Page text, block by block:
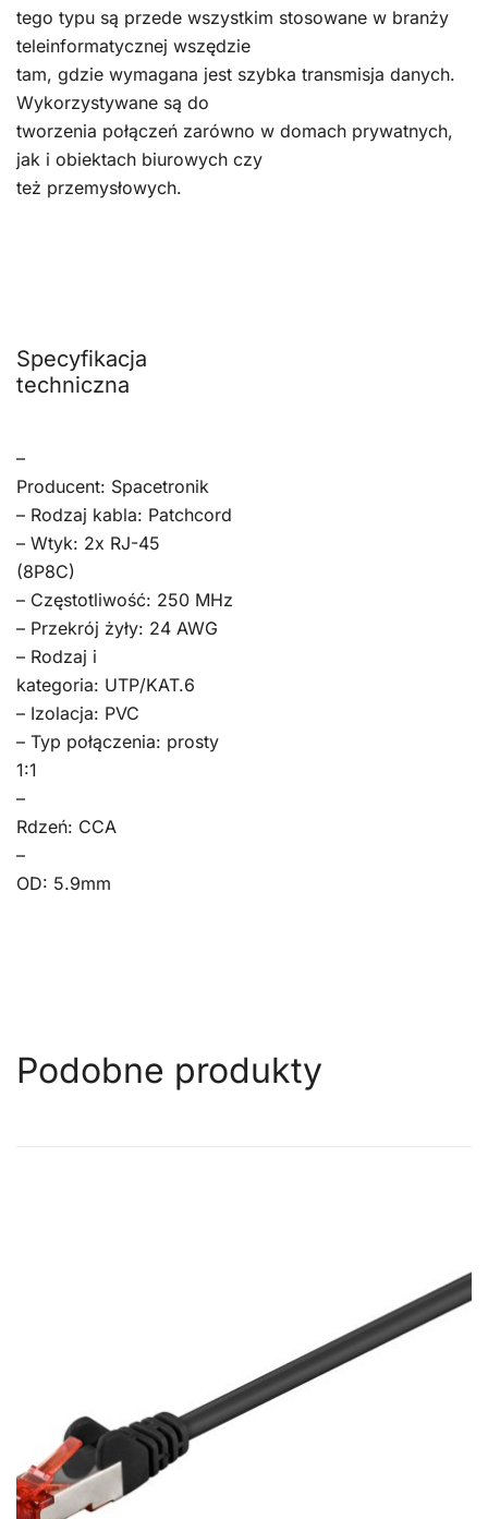
tego typu są przede wszystkim stosowane w branży
teleinformatycznej wszędzie
tam, gdzie wymagana jest szybka transmisja danych.
Wykorzystywane są do
tworzenia połączeń zarówno w domach prywatnych,
jak i obiektach biurowych czy
też przemysłowych.
Specyfikacja
techniczna
–
Producent: Spacetronik
– Rodzaj kabla: Patchcord
– Wtyk: 2x RJ-45
(8P8C)
– Częstotliwość: 250 MHz
– Przekrój żyły: 24 AWG
– Rodzaj i
kategoria: UTP/KAT.6
– Izolacja: PVC
– Typ połączenia: prosty
1:1
–
Rdzeń: CCA
–
OD: 5.9mm
Podobne produkty